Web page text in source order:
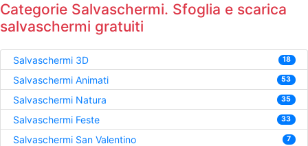
Categorie Salvaschermi. Sfoglia e scarica
salvaschermi gratuiti
Salvaschermi 3D 18
Salvaschermi Animati 53
Salvaschermi Natura 35
Salvaschermi Feste 33
Salvaschermi San Valentino 7